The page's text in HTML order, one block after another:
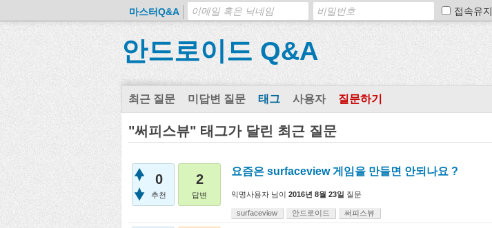
마스터Q&A 접속유지
안드로이드 Q&A
최근 질문 미답변 질문 태그 사용자 질문하기
"써피스뷰" 태그가 달린 최근 질문
0
추천
2
답변
요즘은 surfaceview 게임을 만들면 안되나요 ?
익명사용자 님이 2016년 8월 23일 질문
surfaceview 안드로이드 써피스뷰